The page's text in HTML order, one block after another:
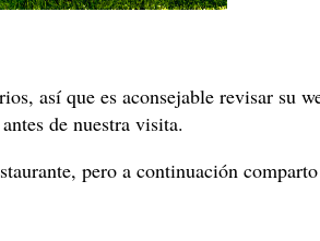
así que es aconsejable revisar su
de nuestra visita.
pero a continuación